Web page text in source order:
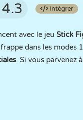
4.3 Intégrer
avec le jeu Stick
dans les modes
. Si vous parvenez